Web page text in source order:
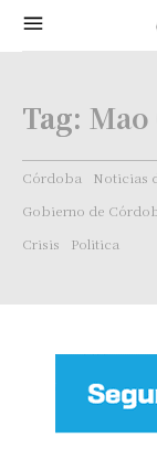
Tag: Mao
Córdoba Noticias
Gobierno de
Crisis
Politica